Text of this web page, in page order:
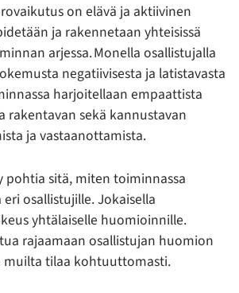
on elävä ja aktiivinen
ja rakennetaan yhteisissä
arjessa. Monella osallistujalla
negatiivisesta ja latistavasta
harjoitellaan empaattista
rakentavan sekä kannustavan
ja vastaanottamista.
pohtia sitä, miten toiminnassa
osallistujille. Jokaisella
yhtälaiselle huomioinnille.
rajaamaan osallistujan huomion
muilta tilaa kohtuuttomasti.